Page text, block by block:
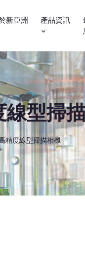
新亞洲 產品資訊
型掃
度線型掃描相機